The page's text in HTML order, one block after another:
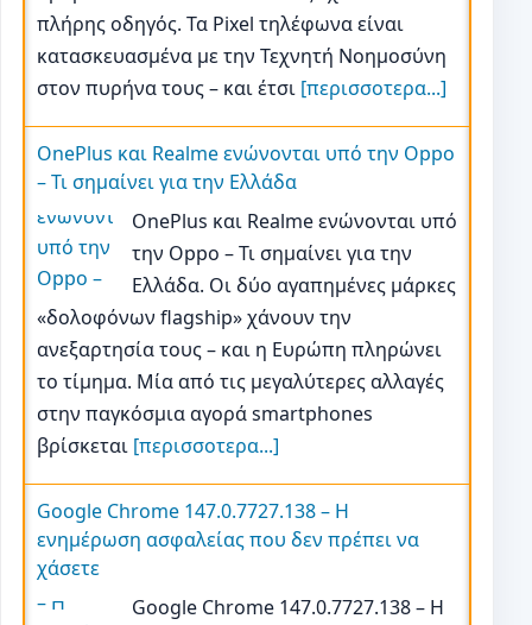
πλήρης οδηγός. Τα Pixel τηλέφωνα είναι
κατασκευασμένα με την Τεχνητή Νοημοσύνη
στον πυρήνα τους – και έτσι [περισσοτερα...]
OnePlus και Realme ενώνονται υπό την Oppo
– Τι σημαίνει για την Ελλάδα
OnePlus και Realme ενώνονται υπό
την Oppo – Τι σημαίνει για την
Ελλάδα. Οι δύο αγαπημένες μάρκες
«δολοφόνων flagship» χάνουν την
ανεξαρτησία τους – και η Ευρώπη πληρώνει
το τίμημα. Μία από τις μεγαλύτερες αλλαγές
στην παγκόσμια αγορά smartphones
βρίσκεται [περισσοτερα...]
Google Chrome 147.0.7727.138 – Η
ενημέρωση ασφαλείας που δεν πρέπει να
χάσετε
Google Chrome 147.0.7727.138 – Η